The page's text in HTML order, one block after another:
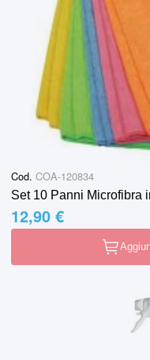
Cod. COA-120834
Set 10 Panni Microfibra
12,90 €